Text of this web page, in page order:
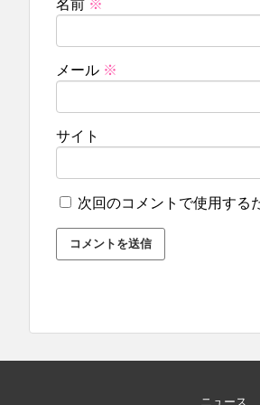
名前 ※
メール ※
サイト
次回のコメントで使用する
ニュー